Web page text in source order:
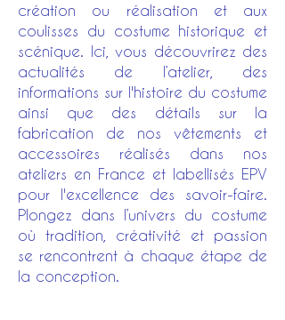
création ou réalisation et aux
coulisses du costume historique et
scénique. Ici, vous découvrirez des
actualités de l’atelier, des
informations sur l'histoire du costume
ainsi que des détails sur la
fabrication de nos vêtements et
accessoires réalisés dans nos
ateliers en France et labellisés EPV
pour l'excellence des savoir-faire.
Plongez dans l’univers du costume
où tradition, créativité et passion
se rencontrent à chaque étape de
la conception.